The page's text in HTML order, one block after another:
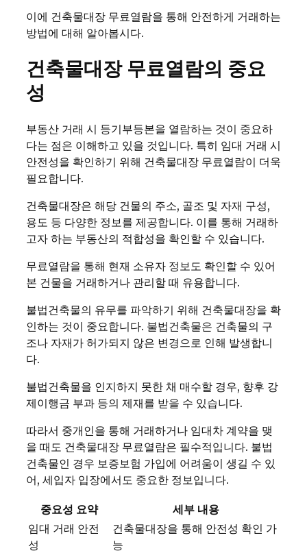
이에 건축물대장 무료열람을 통해 안전하게 거래하는
방법에 대해 알아봅시다.
건축물대장 무료열람의 중요
성
부동산 거래 시 등기부등본을 열람하는 것이 중요하
다는 점은 이해하고 있을 것입니다. 특히 임대 거래 시
안전성을 확인하기 위해 건축물대장 무료열람이 더욱
필요합니다.
건축물대장은 해당 건물의 주소, 골조 및 자재 구성,
용도 등 다양한 정보를 제공합니다. 이를 통해 거래하
고자 하는 부동산의 적합성을 확인할 수 있습니다.
무료열람을 통해 현재 소유자 정보도 확인할 수 있어
본 건물을 거래하거나 관리할 때 유용합니다.
불법건축물의 유무를 파악하기 위해 건축물대장을 확
인하는 것이 중요합니다. 불법건축물은 건축물의 구
조나 자재가 허가되지 않은 변경으로 인해 발생합니
다.
불법건축물을 인지하지 못한 채 매수할 경우, 향후 강
제이행금 부과 등의 제재를 받을 수 있습니다.
따라서 중개인을 통해 거래하거나 임대차 계약을 맺
을 때도 건축물대장 무료열람은 필수적입니다. 불법
건축물인 경우 보증보험 가입에 어려움이 생길 수 있
어, 세입자 입장에서도 중요한 정보입니다.
중요성 요약
세부 내용
임대 거래 안전
성
건축물대장을 통해 안전성 확인 가
능